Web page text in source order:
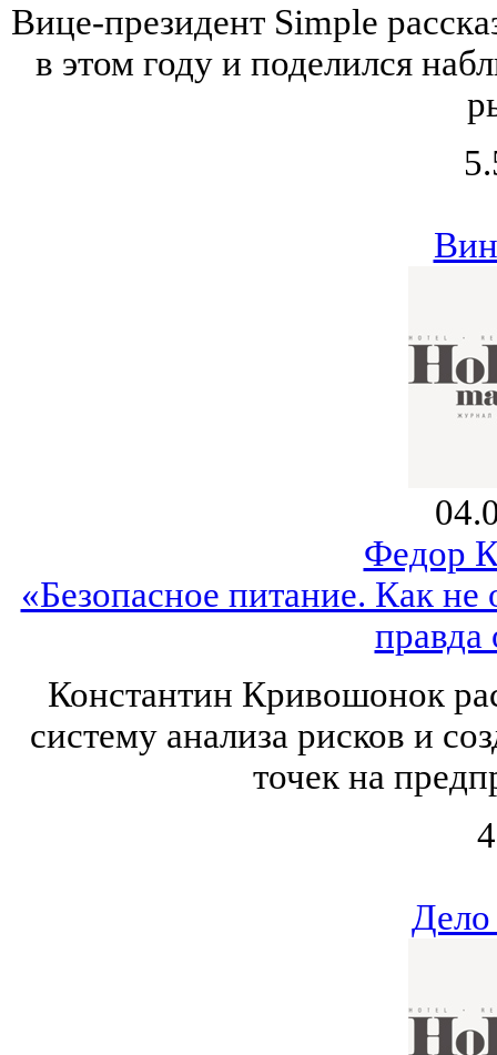
Вице-президент Simple
в этом году и поделился
Федор
«Безопасное питание. Как не
Константин Кривошонок
систему анализа рисков и
точек на
Дело